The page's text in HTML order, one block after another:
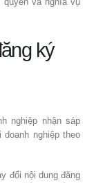
ký
nghiệp nhận sáp
nghiệp theo
đổi nội dung đăng